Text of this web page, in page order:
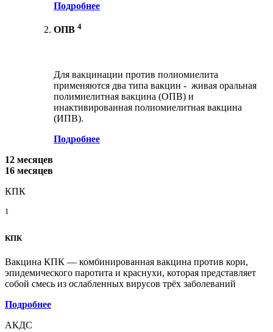
Подробнее
ОПВ 4
Для вакцинации против полиомиелита
применяются два типа вакцин - живая оральная
полимиелитная вакцина (ОПВ) и
инактивированная полиомиелитная вакцина
(ИПВ).
Подробнее
12 месяцев
16 месяцев
КПК
1
КПК
Вакцина КПК — комбинированная вакцина против кори,
эпидемического паротита и краснухи, которая представляет
собой смесь из ослабленных вирусов трёх заболеваний
Подробнее
АКДС